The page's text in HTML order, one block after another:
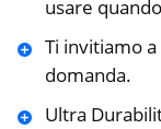
usare
Ti invitiamo
domanda.
Ultra